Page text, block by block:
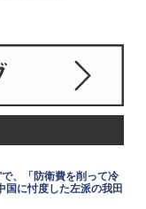
、「防衛費を削って冷
国に忖度した左派の我田